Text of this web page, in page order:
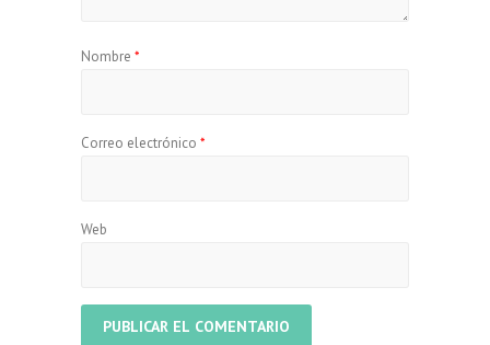
Nombre *
Correo electrónico *
Web